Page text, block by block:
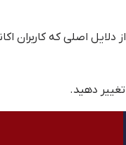
اصلی که کاربران
دهید.